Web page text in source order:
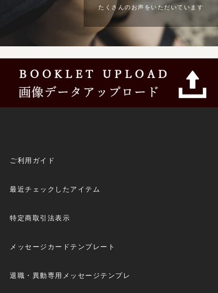
たくさんのお声をいただいています
ご利用ガイド
最近チェックしたアイテム
特定商取引法表示
メッセージカードテンプレート
退職・異動専用メッセージテンプレ